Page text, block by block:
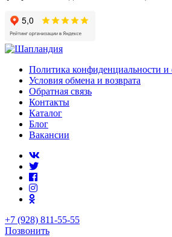
Политика конфиденциальности и
Условия обмена и возврата
Обратная связь
Контакты
Каталог
Блог
Вакансии
+7 (928) 811-55-55
Позвонить